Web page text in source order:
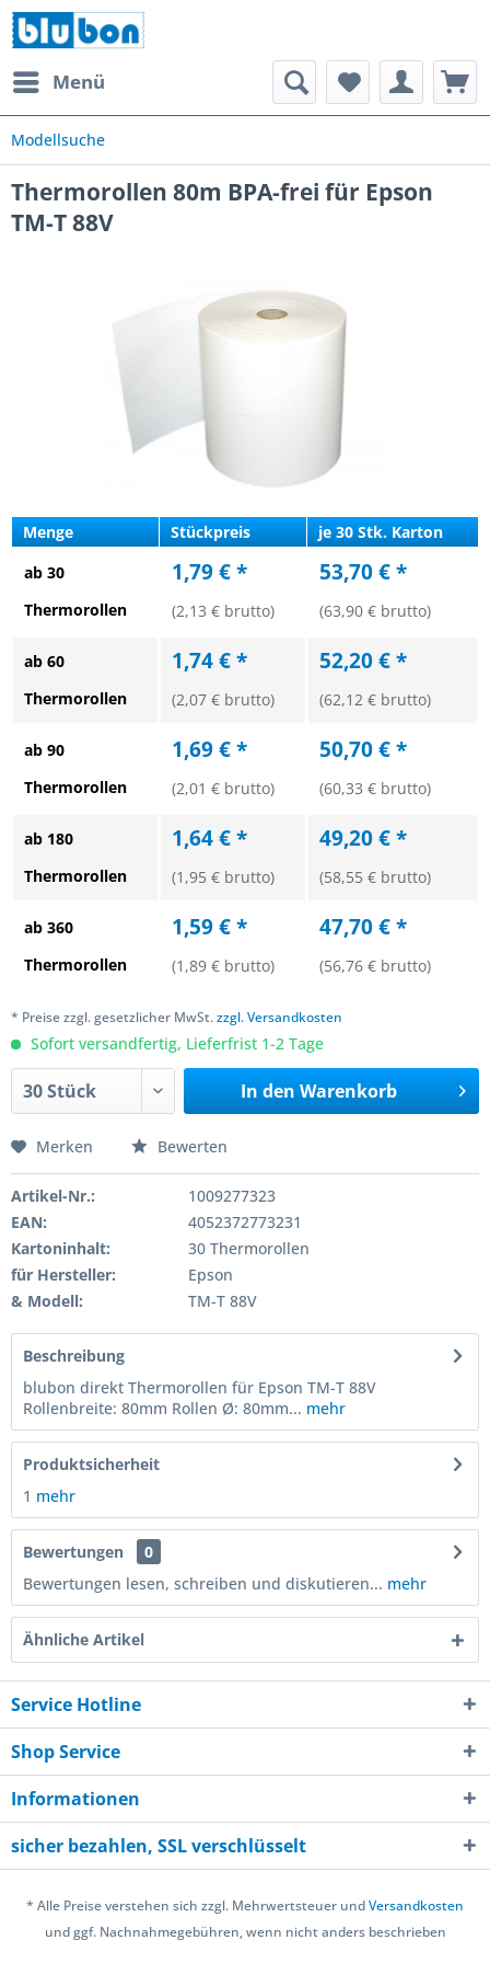
Menü
Modellsuche
Thermorollen 80m BPA-frei für Epson
TM-T 88V
Menge Stückpreis
je 30 Stk. Karton
ab 30
Thermorollen
1,79 € *
(2,13 € brutto)
53,70 € *
(63,90 € brutto)
ab 60
Thermorollen
1,74 € *
(2,07 € brutto)
52,20 € *
(62,12 € brutto)
ab 90
Thermorollen
1,69 € *
(2,01 € brutto)
50,70 € *
(60,33 € brutto)
ab 180
Thermorollen
1,64 € *
(1,95 € brutto)
49,20 € *
(58,55 € brutto)
ab 360
Thermorollen
1,59 € *
(1,89 € brutto)
47,70 € *
(56,76 € brutto)
* Preise zzgl. gesetzlicher MwSt.zzgl. Versandkosten
Sofort versandfertig, Lieferfrist 1-2 Tage
In den Warenkorb
Merken Bewerten
Artikel-Nr.:
1009277323
EAN:
4052372773231
Kartoninhalt:
30 Thermorollen
für Hersteller:
Epson
& Modell:
TM-T 88V
Beschreibung
blubon direkt Thermorollen für Epson TM-T 88V
Rollenbreite: 80mm Rollen Ø: 80mm... mehr
Produktsicherheit
1 mehr
Bewertungen
0
Bewertungen lesen, schreiben und diskutieren... mehr
Ähnliche Artikel
Service Hotline
Shop Service
Informationen
sicher bezahlen, SSL verschlüsselt
* Alle Preise verstehen sich zzgl. Mehrwertsteuer undVersandkosten
und ggf. Nachnahmegebühren, wenn nicht anders beschrieben